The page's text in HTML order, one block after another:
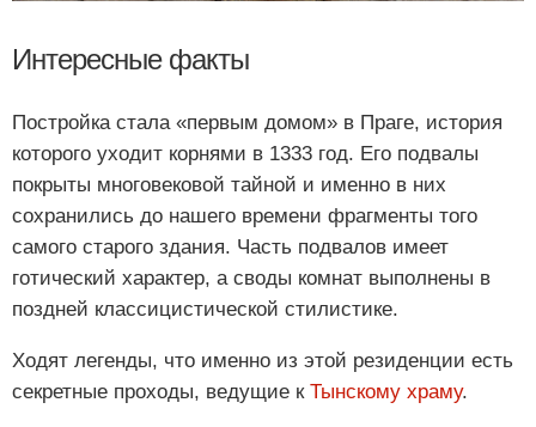
Интересные факты
Постройка стала «первым домом» в Праге, история
которого уходит корнями в 1333 год. Его подвалы
покрыты многовековой тайной и именно в них
сохранились до нашего времени фрагменты того
самого старого здания. Часть подвалов имеет
готический характер, а своды комнат выполнены в
поздней классицистической стилистике.
Ходят легенды, что именно из этой резиденции есть
секретные проходы, ведущие к Тынскому храму.